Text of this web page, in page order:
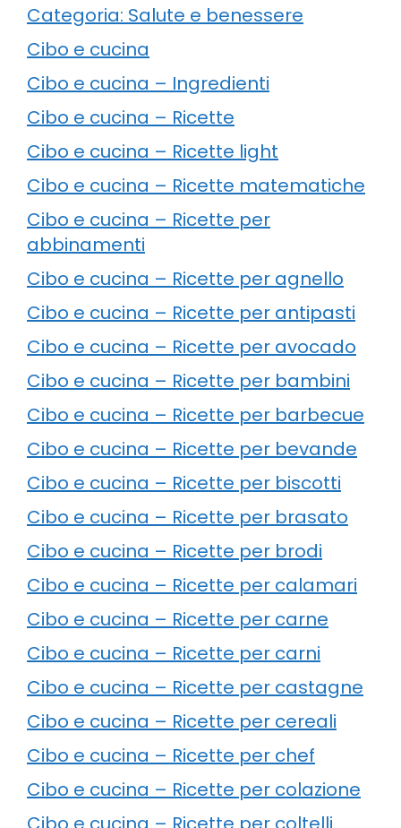
Categoria: Salute e benessere
Cibo e cucina
Cibo e cucina – Ingredienti
Cibo e cucina – Ricette
Cibo e cucina – Ricette light
Cibo e cucina – Ricette matematiche
Cibo e cucina – Ricette per
abbinamenti
Cibo e cucina – Ricette per agnello
Cibo e cucina – Ricette per antipasti
Cibo e cucina – Ricette per avocado
Cibo e cucina – Ricette per bambini
Cibo e cucina – Ricette per barbecue
Cibo e cucina – Ricette per bevande
Cibo e cucina – Ricette per biscotti
Cibo e cucina – Ricette per brasato
Cibo e cucina – Ricette per brodi
Cibo e cucina – Ricette per calamari
Cibo e cucina – Ricette per carne
Cibo e cucina – Ricette per carni
Cibo e cucina – Ricette per castagne
Cibo e cucina – Ricette per cereali
Cibo e cucina – Ricette per chef
Cibo e cucina – Ricette per colazione